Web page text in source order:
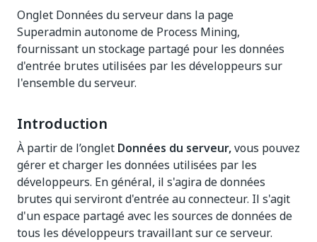
Onglet Données du serveur dans la page
Superadmin autonome de Process Mining,
fournissant un stockage partagé pour les données
d'entrée brutes utilisées par les développeurs sur
l'ensemble du serveur.
Introduction
À partir de l’onglet Données du serveur,vous pouvez
gérer et charger les données utilisées par les
développeurs. En général, il s'agira de données
brutes qui serviront d'entrée au connecteur. Il s'agit
d'un espace partagé avec les sources de données de
tous les développeurs travaillant sur ce serveur.